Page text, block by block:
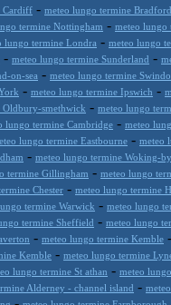
Cardiff - meteo lungo termine Bradford
termine Nottingham - meteo lungo
lungo termine Londra - meteo lungo
- meteo lungo termine Sunderland -
on-sea - meteo lungo termine
- meteo lungo termine Ipswich -
Oldbury-smethwick - meteo lungo
lungo termine Cambridge - meteo
lungo termine Eastbourne - meteo
- meteo lungo termine Woking-
termine Gillingham - meteo lungo
Chester - meteo lungo termine
termine Warwick - meteo lungo
termine Sheffield - meteo lungo
- meteo lungo termine Kemble -
Kemble - meteo lungo termine
lungo termine St athan - meteo
Alderney - channel island -